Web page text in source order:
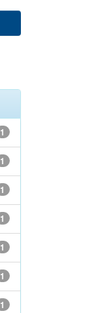
1
1
1
1
1
1
1